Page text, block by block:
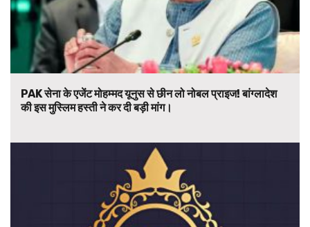
PAK सेना के एजेंट मोहम्मद यूनुस से छीन लो नोबल प्राइज! बांग्लादेश
की इस मुस्लिम हस्ती ने कर दी बड़ी मांग।